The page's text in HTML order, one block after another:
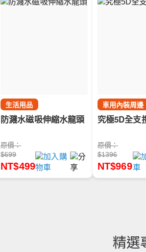
生活用品
防濺水磁吸伸縮水龍頭
原價：
$699
NT$499
車用內裝周邊
究極5D全支
原價：
$1396
NT$969
精選